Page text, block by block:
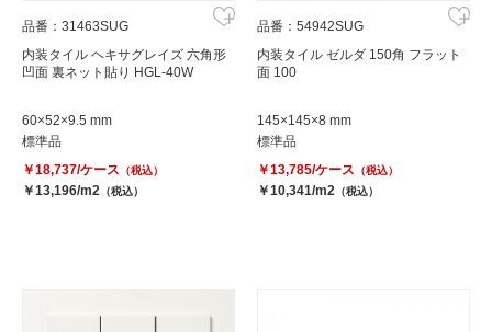
品番：31463SUG
内装タイル ヘキサグレイズ 六角形
凹面 裏ネット貼り HGL-40W
60×52×9.5 mm
標準品
￥18,737/ケース （税込）
￥13,196/m2 （税込）
品番：54942SUG
内装タイル ゼルダ 150角 フラット
面 100
145×145×8 mm
標準品
￥13,785/ケース （税込）
￥10,341/m2 （税込）